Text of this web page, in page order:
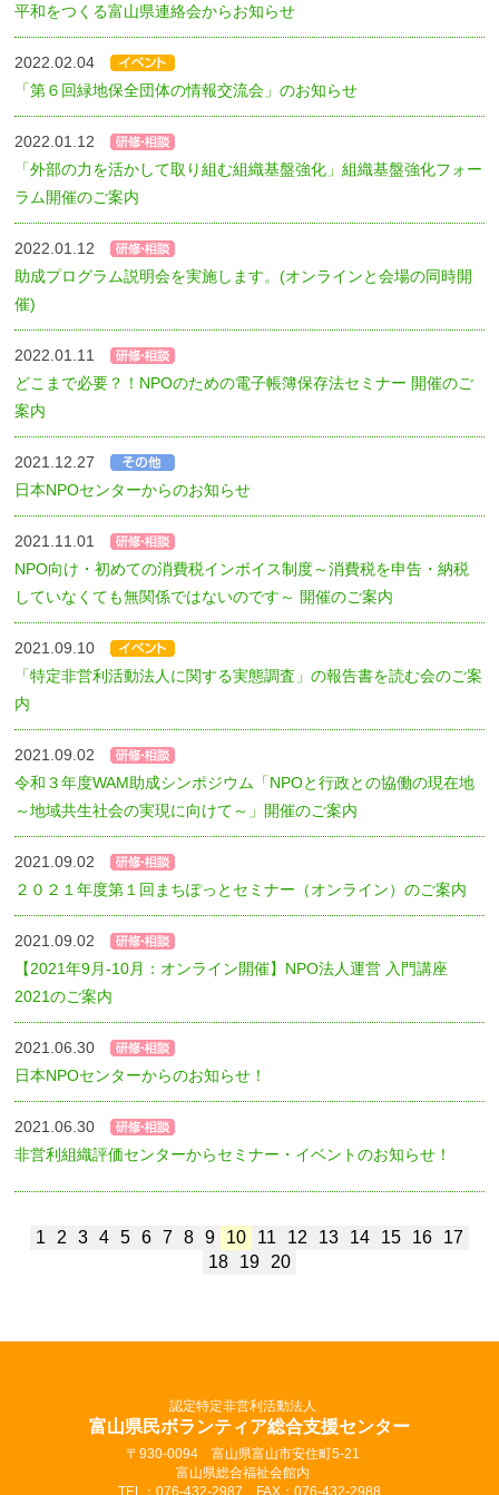
平和をつくる富山県連絡会からお知らせ
2022.02.04
「第６回緑地保全団体の情報交流会」のお知らせ
2022.01.12
「外部の力を活かして取り組む組織基盤強化」組織基盤強化フォー
ラム開催のご案内
2022.01.12
助成プログラム説明会を実施します。(オンラインと会場の同時開
催)
2022.01.11
どこまで必要？！NPOのための電子帳簿保存法セミナー 開催のご
案内
2021.12.27
日本NPOセンターからのお知らせ
2021.11.01
NPO向け・初めての消費税インボイス制度～消費税を申告・納税
していなくても無関係ではないのです～ 開催のご案内
2021.09.10
「特定非営利活動法人に関する実態調査」の報告書を読む会のご案
内
2021.09.02
令和３年度WAM助成シンポジウム「NPOと行政との協働の現在地
～地域共生社会の実現に向けて～」開催のご案内
2021.09.02
２０２１年度第１回まちぽっとセミナー（オンライン）のご案内
2021.09.02
【2021年9月-10月：オンライン開催】NPO法人運営 入門講座
2021のご案内
2021.06.30
日本NPOセンターからのお知らせ！
2021.06.30
非営利組織評価センターからセミナー・イベントのお知らせ！
1 2 3 4 5 6 7 8 9 10 11 12 13 14 15 16
17
18
19 20
認定特定非営利活動法人
富山県民ボランティア総合支援センター
〒930-0094 富山県富山市安住町5-21
富山県総合福祉会館内
TEL：076-432-2987 FAX：076-432-2988